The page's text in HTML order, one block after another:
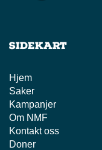
Sidekart
Hjem
Saker
Kampanjer
Om NMF
Kontakt oss
Doner